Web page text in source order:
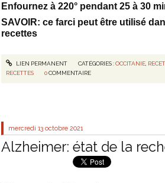
Enfournez à 220° pendant 25 à 30
SAVOIR: ce farci peut être utilisé
recettes
LIEN PERMANENT CATÉGORIES :OCCITANIE,
RECETTES
0 COMMENTAIRE
mercredi 13 octobre 2021
Alzheimer: état de la